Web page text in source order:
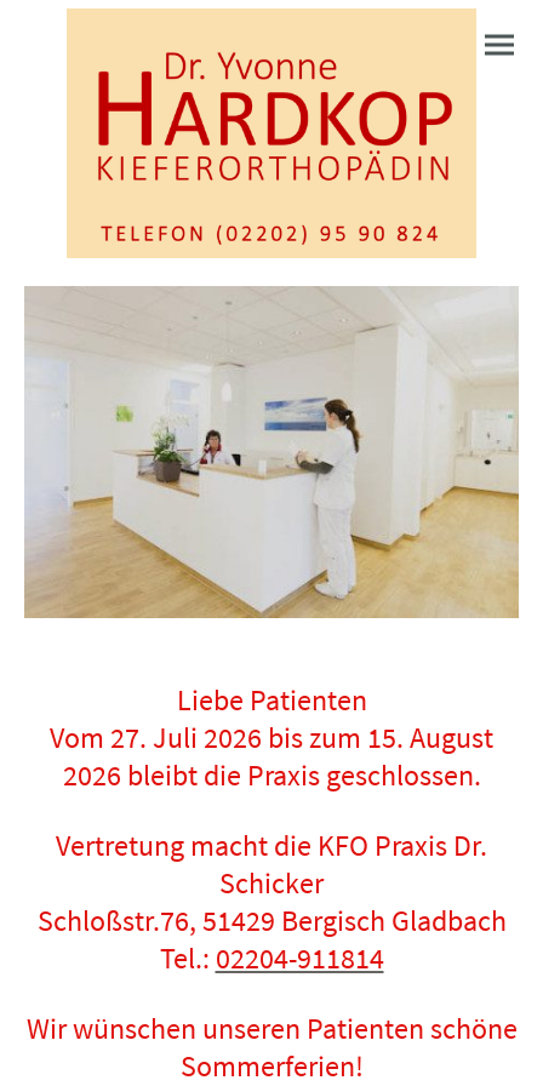
Liebe Patienten
Vom 27. Juli 2026 bis zum 15. August
2026 bleibt die Praxis geschlossen.
Vertretung macht die KFO Praxis Dr.
Schicker
Schloßstr.76, 51429 Bergisch Gladbach
Tel.: 02204-911814
Wir wünschen unseren Patienten schöne
Sommerferien!